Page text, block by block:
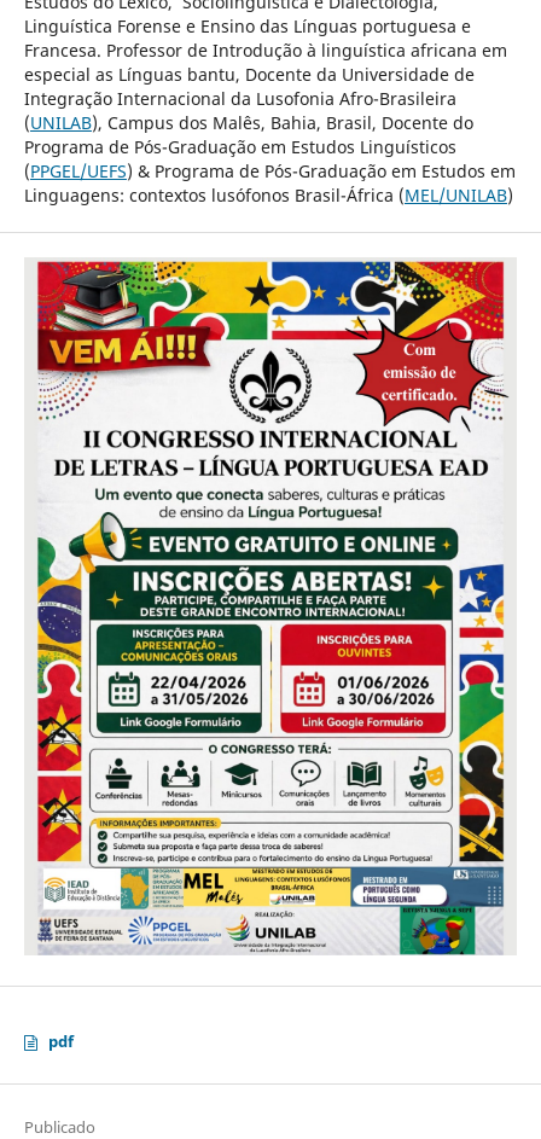
Linguística Forense e Ensino das Línguas portuguesa e
Francesa. Professor de Introdução à linguística africana em
especial as Línguas bantu, Docente da Universidade de
Integração Internacional da Lusofonia Afro-Brasileira
(UNILAB), Campus dos Malês, Bahia, Brasil, Docente do
Programa de Pós-Graduação em Estudos Linguísticos
(PPGEL/UEFS) & Programa de Pós-Graduação em Estudos em
Linguagens: contextos lusófonos Brasil-África (MEL/UNILAB)
pdf
Publicado